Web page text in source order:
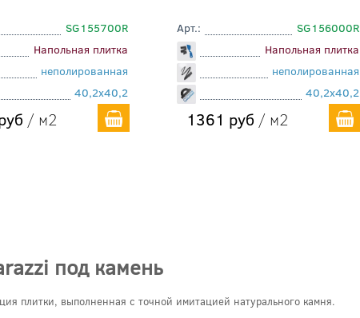
SG155700R
Напольная плитка
неполированная
40,2x40,2
/ м2
Арт.:
SG156000R
Напольная плитка
неполированная
40,2x40,2
1361 руб / м2
под камень
плитки, выполненная с точной имитацией натурального камня.